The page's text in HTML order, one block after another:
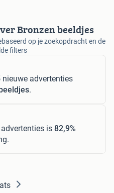
Bronzen beeldjes
op je zoekopdracht en de
filters
nieuwe advertenties
.
advertenties is 82,9%